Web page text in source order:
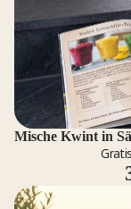
Mische Kwint in